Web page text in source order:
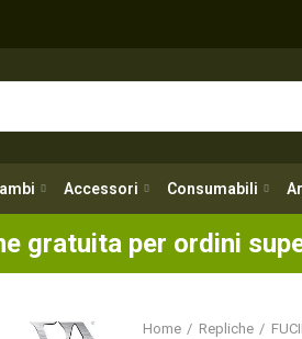
Accessori Consumabili
gratuita per ordini
Home Repliche